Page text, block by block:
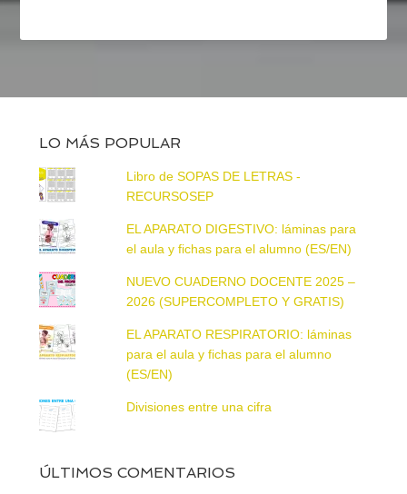
LO MÁS POPULAR
Libro de SOPAS DE LETRAS -
RECURSOSEP
EL APARATO DIGESTIVO: láminas para
el aula y fichas para el alumno (ES/EN)
NUEVO CUADERNO DOCENTE 2025 –
2026 (SUPERCOMPLETO Y GRATIS)
EL APARATO RESPIRATORIO: láminas
para el aula y fichas para el alumno
(ES/EN)
Divisiones entre una cifra
ÚLTIMOS COMENTARIOS